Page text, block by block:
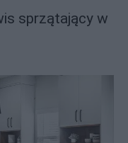
sprzątający w